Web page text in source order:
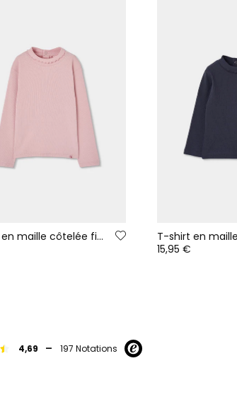
T-shirt en maille côtelée fille rose avec volant
15,95 €
4,69 - 197 Notations